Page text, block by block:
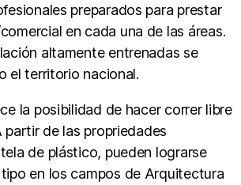
preparados para prestar
en cada una de las áreas.
altamente entrenadas se
el territorio nacional.
la posibilidad de hacer correr libre
partir de las propriedades
de plástico, pueden lograrse
en los campos de Arquitectura